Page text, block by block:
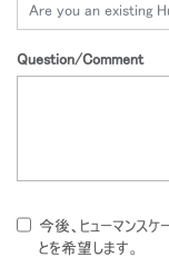
Are you an existing
Question/Comment
今後、ヒューマンス
とを希望します。